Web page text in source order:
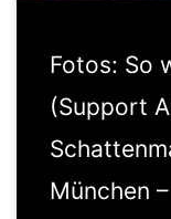
Fotos: So
(Support
München